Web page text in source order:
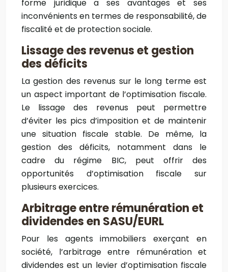
forme juridique a ses avantages et ses
inconvénients en termes de responsabilité, de
fiscalité et de protection sociale.
Lissage des revenus et gestion
des déficits
La gestion des revenus sur le long terme est
un aspect important de l’optimisation fiscale.
Le lissage des revenus peut permettre
d’éviter les pics d’imposition et de maintenir
une situation fiscale stable. De même, la
gestion des déficits, notamment dans le
cadre du régime BIC, peut offrir des
opportunités d’optimisation fiscale sur
plusieurs exercices.
Arbitrage entre rémunération et
dividendes en SASU/EURL
Pour les agents immobiliers exerçant en
société, l’arbitrage entre rémunération et
dividendes est un levier d’optimisation fiscale